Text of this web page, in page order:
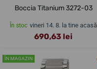
Boccia Titanium 3272-03
În stoc vineri 14. 8. la tine acasă
690,63 lei
ÎN MAGAZIN